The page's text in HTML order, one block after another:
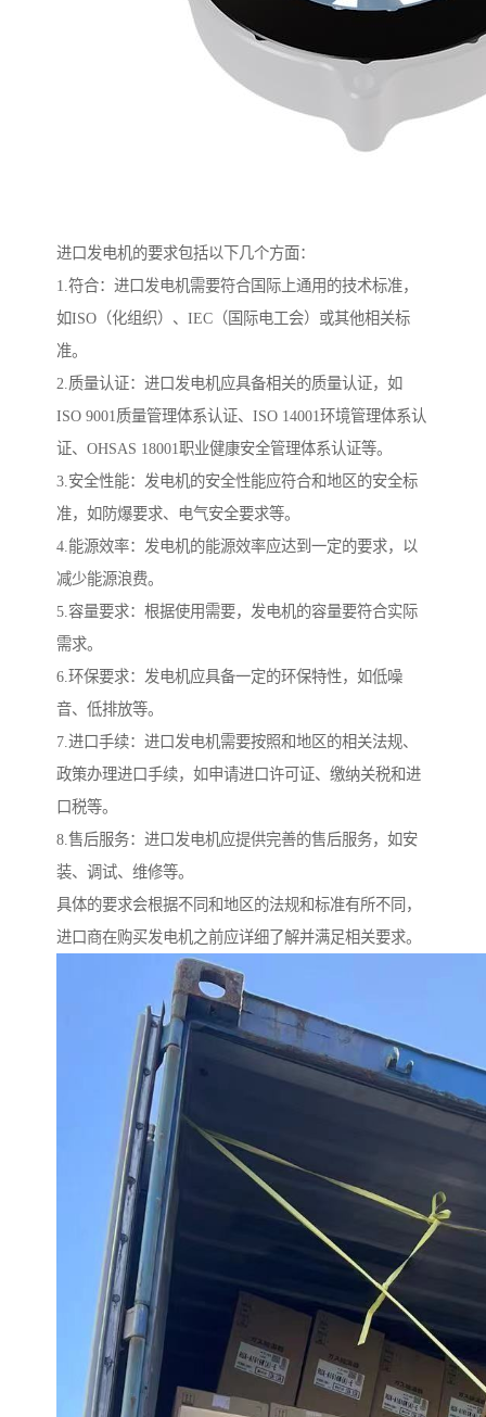
进口发电机的要求包括以下几个方面：
1.符合：进口发电机需要符合国际上通用的技术标准，
如ISO（化组织）、IEC（国际电工会）或其他相关标
准。
2.质量认证：进口发电机应具备相关的质量认证，如
ISO 9001质量管理体系认证、ISO 14001环境管理体系认
证、OHSAS 18001职业健康安全管理体系认证等。
3.安全性能：发电机的安全性能应符合和地区的安全标
准，如防爆要求、电气安全要求等。
4.能源效率：发电机的能源效率应达到一定的要求，以
减少能源浪费。
5.容量要求：根据使用需要，发电机的容量要符合实际
需求。
6.环保要求：发电机应具备一定的环保特性，如低噪
音、低排放等。
7.进口手续：进口发电机需要按照和地区的相关法规、
政策办理进口手续，如申请进口许可证、缴纳关税和进
口税等。
8.售后服务：进口发电机应提供完善的售后服务，如安
装、调试、维修等。
具体的要求会根据不同和地区的法规和标准有所不同，
进口商在购买发电机之前应详细了解并满足相关要求。